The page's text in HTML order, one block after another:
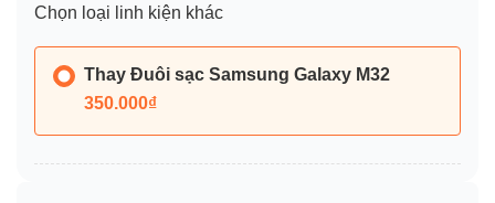
Chọn loại linh kiện khác
Thay Đuôi sạc Samsung Galaxy M32
350.000₫